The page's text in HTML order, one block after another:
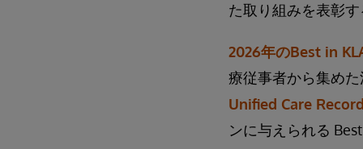
た取り組みを表彰
2026年のBest in
療従事者から集め
Unified Care
ンに与えられる